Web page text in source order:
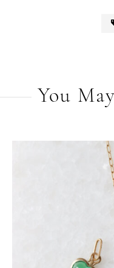
You